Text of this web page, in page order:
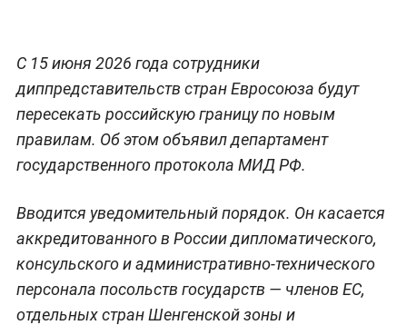
С 15 июня 2026 года сотрудники
диппредставительств стран Евросоюза будут
пересекать российскую границу по новым
правилам. Об этом объявил департамент
государственного протокола МИД РФ.
Вводится уведомительный порядок. Он касается
аккредитованного в России дипломатического,
консульского и административно-технического
персонала посольств государств — членов ЕС,
отдельных стран Шенгенской зоны и